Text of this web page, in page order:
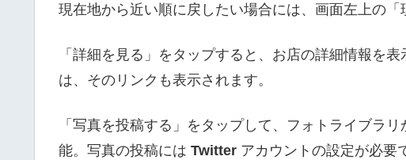
現在地から近い順に戻したい場合には、画面左上の「
「詳細を見る」をタップすると、お店の詳細情報を
は、そのリンクも表示されます。
「写真を投稿する」をタップして、フォトライブラ
能。写真の投稿には Twitter アカウントの設定が必要